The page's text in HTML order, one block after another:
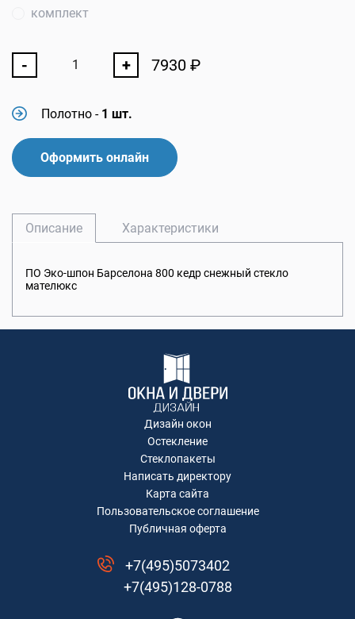
комплект
- + 7930 ₽
Полотно - 1 шт.
Оформить онлайн
Описание Характеристики
ПО Эко-шпон Барселона 800 кедр снежный стекло
мателюкс
Дизайн окон
Остекление
Стеклопакеты
Написать директору
Карта сайта
Пользовательское соглашение
Публичная оферта
+7(495)5073402
+7(495)128-0788